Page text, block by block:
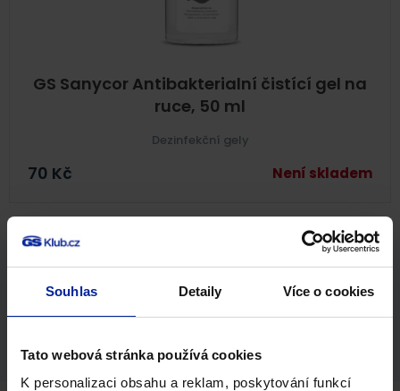
Souhlas Detaily Více o cookies
Tato webová stránka používá cookies
K personalizaci obsahu a reklam, poskytování funkcí
GS Sanycor Antibakterialní čistící gel na
ruce, 50 ml
Dezinfekční gely
70 Kč Není skladem
Umíme vám pomoci i v dalších